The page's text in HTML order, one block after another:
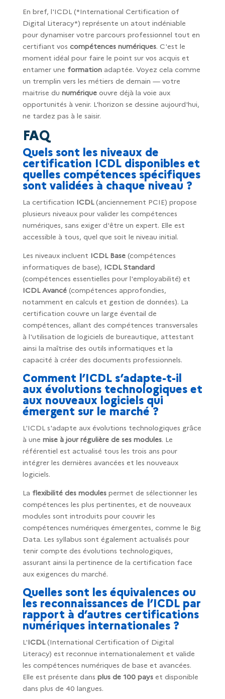
En bref, l'ICDL (*International Certification of
Digital Literacy*) représente un atout indéniable
pour dynamiser votre parcours professionnel tout en
certifiant vos compétences numériques. C'est le
moment idéal pour faire le point sur vos acquis et
entamer une formationadaptée. Voyez cela comme
un tremplin vers les métiers de demain — votre
maitrise du numériqueouvre déjà la voie aux
opportunités à venir. L'horizon se dessine aujourd'hui,
ne tardez pas à le saisir.
FAQ
Quels sont les niveaux de
certification ICDL disponibles et
quelles compétences spécifiques
sont validées à chaque niveau ?
La certification ICDL(anciennement PCIE) propose
plusieurs niveaux pour valider les compétences
numériques, sans exiger d'être un expert. Elle est
accessible à tous, quel que soit le niveau initial.
Les niveaux incluent ICDL Base(compétences
informatiques de base), ICDL Standard
(compétences essentielles pour l'employabilité) et
ICDL Avancé(compétences approfondies,
notamment en calculs et gestion de données). La
certification couvre un large éventail de
compétences, allant des compétences transversales
à l'utilisation de logiciels de bureautique, attestant
ainsi la maîtrise des outils informatiques et la
capacité à créer des documents professionnels.
Comment l’ICDL s’adapte-t-il
aux évolutions technologiques et
aux nouveaux logiciels qui
émergent sur le marché ?
L'ICDL s'adapte aux évolutions technologiques grâce
à une mise à jour régulière de ses modules. Le
référentiel est actualisé tous les trois ans pour
intégrer les dernières avancées et les nouveaux
logiciels.
La flexibilité des modulespermet de sélectionner les
compétences les plus pertinentes, et de nouveaux
modules sont introduits pour couvrir les
compétences numériques émergentes, comme le Big
Data. Les syllabus sont également actualisés pour
tenir compte des évolutions technologiques,
assurant ainsi la pertinence de la certification face
aux exigences du marché.
Quelles sont les équivalences ou
les reconnaissances de l’ICDL par
rapport à d’autres certifications
numériques internationales ?
L'ICDL(International Certification of Digital
Literacy) est reconnue internationalement et valide
les compétences numériques de base et avancées.
Elle est présente dans plus de 100 payset disponible
dans plus de 40 langues.